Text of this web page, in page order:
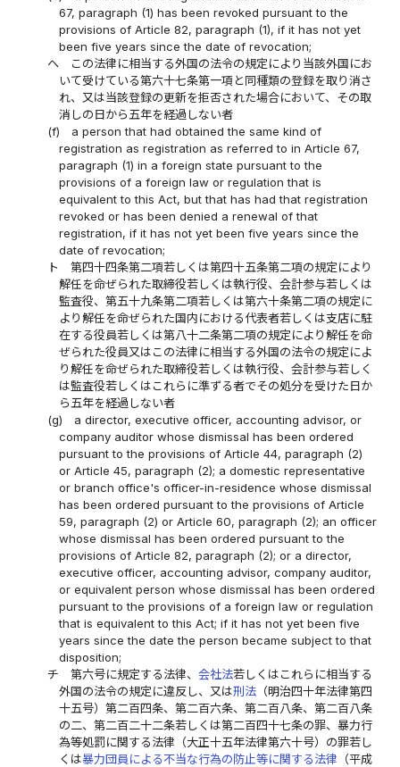
67, paragraph (1) has been revoked pursuant to the
provisions of Article 82, paragraph (1), if it has not yet
been five years since the date of revocation;
ヘ
この法律に相当する外国の法令の規定により当該外国にお
いて受けている第六十七条第一項と同種類の登録を取り消さ
れ、又は当該登録の更新を拒否された場合において、その取
消しの日から五年を経過しない者
(f)
a person that had obtained the same kind of
registration as registration as referred to in Article 67,
paragraph (1) in a foreign state pursuant to the
provisions of a foreign law or regulation that is
equivalent to this Act, but that has had that registration
revoked or has been denied a renewal of that
registration, if it has not yet been five years since the
date of revocation;
ト
第四十四条第二項若しくは第四十五条第二項の規定により
解任を命ぜられた取締役若しくは執行役、会計参与若しくは
監査役、第五十九条第二項若しくは第六十条第二項の規定に
より解任を命ぜられた国内における代表者若しくは支店に駐
在する役員若しくは第八十二条第二項の規定により解任を命
ぜられた役員又はこの法律に相当する外国の法令の規定によ
り解任を命ぜられた取締役若しくは執行役、会計参与若しく
は監査役若しくはこれらに準ずる者でその処分を受けた日か
ら五年を経過しない者
(g)
a director, executive officer, accounting advisor, or
company auditor whose dismissal has been ordered
pursuant to the provisions of Article 44, paragraph (2)
or Article 45, paragraph (2); a domestic representative
or branch office's officer-in-residence whose dismissal
has been ordered pursuant to the provisions of Article
59, paragraph (2) or Article 60, paragraph (2); an officer
whose dismissal has been ordered pursuant to the
provisions of Article 82, paragraph (2); or a director,
executive officer, accounting advisor, company auditor,
or equivalent person whose dismissal has been ordered
pursuant to the provisions of a foreign law or regulation
that is equivalent to this Act; if it has not yet been five
years since the date the person became subject to that
disposition;
チ
第六号に規定する法律、 会社法若しくはこれらに相当する
外国の法令の規定に違反し、又は刑法（明治四十年法律第四
十五号）第二百四条、第二百六条、第二百八条、第二百八条
の二、第二百二十二条若しくは第二百四十七条の罪、暴力行
為等処罰に関する法律（大正十五年法律第六十号）の罪若し
くは暴力団員による不当な行為の防止等に関する法律 （平成